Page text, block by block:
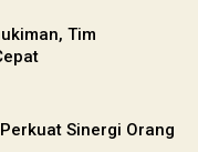
Tim
Sinergi Orang